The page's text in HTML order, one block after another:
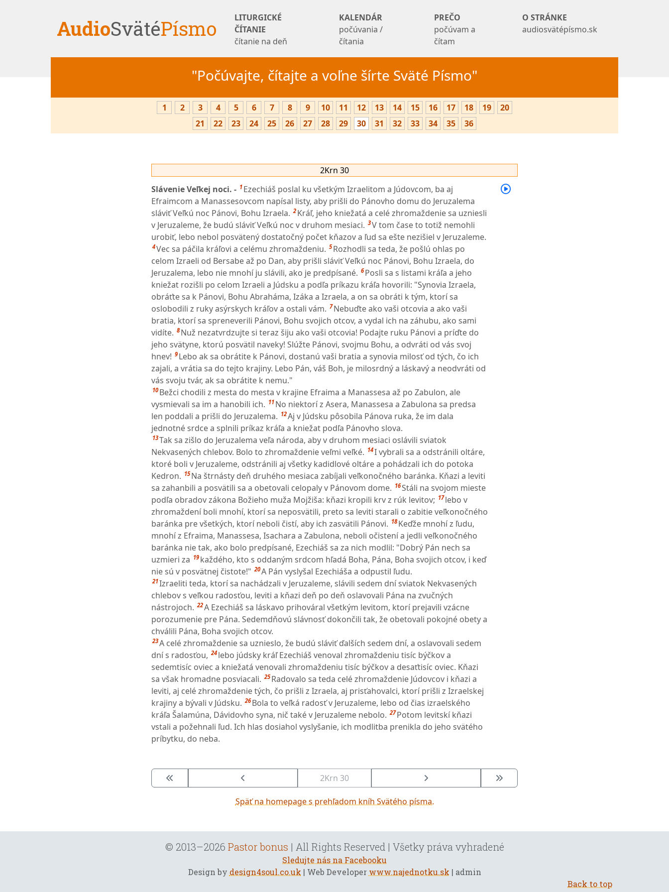
AudioSvätéPísmo
LITURGICKÉ
ČÍTANIE
čítanie na deň
KALENDÁR
počúvania /
čítania
PREČO
počúvam a
čítam
O STRÁNKE
audiosvätépísmo.sk
"Počúvajte, čítajte a voľne šírte Sväté Písmo"
1 2 3 4 5 6 7 8 9 10 11 12 13 14 15 16 17 18 19
20
21
22 23 24 25 26 27 28 29 30 31 32 33 34 35 36
2Krn 30
Slávenie Veľkej noci. - 1 Ezechiáš poslal ku všetkým Izraelitom a Júdovcom, ba aj
Efraimcom a Manassesovcom napísal listy, aby prišli do Pánovho domu do Jeruzalema
sláviť Veľkú noc Pánovi, Bohu Izraela. 2 Kráľ, jeho kniežatá a celé zhromaždenie sa uzniesli
v Jeruzaleme, že budú sláviť Veľkú noc v druhom mesiaci. 3V tom čase to totiž nemohli
urobiť, lebo nebol posvätený dostatočný počet kňazov a ľud sa ešte nezišiel v Jeruzaleme.
4Vec sa páčila kráľovi a celému zhromaždeniu. 5 Rozhodli sa teda, že pošlú ohlas po
celom Izraeli od Bersabe až po Dan, aby prišli sláviť Veľkú noc Pánovi, Bohu Izraela, do
Jeruzalema, lebo nie mnohí ju slávili, ako je predpísané. 6 Posli sa s listami kráľa a jeho
kniežat rozišli po celom Izraeli a Júdsku a podľa príkazu kráľa hovorili: "Synovia Izraela,
obráťte sa k Pánovi, Bohu Abraháma, Izáka a Izraela, a on sa obráti k tým, ktorí sa
oslobodili z ruky asýrskych kráľov a ostali vám. 7 Nebuďte ako vaši otcovia a ako vaši
bratia, ktorí sa spreneverili Pánovi, Bohu svojich otcov, a vydal ich na záhubu, ako sami
vidíte. 8 Nuž nezatvrdzujte si teraz šiju ako vaši otcovia! Podajte ruku Pánovi a príďte do
jeho svätyne, ktorú posvätil naveky! Slúžte Pánovi, svojmu Bohu, a odvráti od vás svoj
hnev! 9 Lebo ak sa obrátite k Pánovi, dostanú vaši bratia a synovia milosť od tých, čo ich
zajali, a vrátia sa do tejto krajiny. Lebo Pán, váš Boh, je milosrdný a láskavý a neodvráti od
vás svoju tvár, ak sa obrátite k nemu."
10 Bežci chodili z mesta do mesta v krajine Efraima a Manassesa až po Zabulon, ale
vysmievali sa im a hanobili ich. 11 No niektorí z Asera, Manassesa a Zabulona sa predsa
len poddali a prišli do Jeruzalema. 12Aj v Júdsku pôsobila Pánova ruka, že im dala
jednotné srdce a splnili príkaz kráľa a kniežat podľa Pánovho slova.
13Tak sa zišlo do Jeruzalema veľa národa, aby v druhom mesiaci oslávili sviatok
Nekvasených chlebov. Bolo to zhromaždenie veľmi veľké. 14I vybrali sa a odstránili oltáre,
ktoré boli v Jeruzaleme, odstránili aj všetky kadidlové oltáre a pohádzali ich do potoka
Kedron. 15 Na štrnásty deň druhého mesiaca zabíjali veľkonočného baránka. Kňazi a leviti
sa zahanbili a posvätili sa a obetovali celopaly v Pánovom dome. 16Stáli na svojom mieste
podľa obradov zákona Božieho muža Mojžiša: kňazi kropili krv z rúk levitov; 17 lebo v
zhromaždení boli mnohí, ktorí sa neposvätili, preto sa leviti starali o zabitie veľkonočného
baránka pre všetkých, ktorí neboli čistí, aby ich zasvätili Pánovi. 18 Keďže mnohí z ľudu,
mnohí z Efraima, Manassesa, Isachara a Zabulona, neboli očistení a jedli veľkonočného
baránka nie tak, ako bolo predpísané, Ezechiáš sa za nich modlil: "Dobrý Pán nech sa
uzmieri za 19 každého, kto s oddaným srdcom hľadá Boha, Pána, Boha svojich otcov, i keď
nie sú v posvätnej čistote!" 20A Pán vyslyšal Ezechiáša a odpustil ľudu.
21Izraeliti teda, ktorí sa nachádzali v Jeruzaleme, slávili sedem dní sviatok Nekvasených
chlebov s veľkou radosťou, leviti a kňazi deň po deň oslavovali Pána na zvučných
nástrojoch. 22A Ezechiáš sa láskavo prihováral všetkým levitom, ktorí prejavili vzácne
porozumenie pre Pána. Sedemdňovú slávnosť dokončili tak, že obetovali pokojné obety a
chválili Pána, Boha svojich otcov.
23A celé zhromaždenie sa uznieslo, že budú sláviť ďalších sedem dní, a oslavovali sedem
dní s radosťou, 24 lebo júdsky kráľ Ezechiáš venoval zhromaždeniu tisíc býčkov a
sedemtisíc oviec a kniežatá venovali zhromaždeniu tisíc býčkov a desaťtisíc oviec. Kňazi
sa však hromadne posviacali. 25 Radovalo sa teda celé zhromaždenie Júdovcov i kňazi a
leviti, aj celé zhromaždenie tých, čo prišli z Izraela, aj prisťahovalci, ktorí prišli z Izraelskej
krajiny a bývali v Júdsku. 26 Bola to veľká radosť v Jeruzaleme, lebo od čias izraelského
kráľa Šalamúna, Dávidovho syna, nič také v Jeruzaleme nebolo. 27 Potom levitskí kňazi
vstali a požehnali ľud. Ich hlas dosiahol vyslyšanie, ich modlitba prenikla do jeho svätého
príbytku, do neba.
2Krn 30
Späť na homepage s prehľadom kníh Svätého písma.
© 2013–2026 Pastor bonus | All Rights Reserved | Všetky práva vyhradené
Sledujte nás na Facebooku
Design by design4soul.co.uk | Web Developer www.najednotku.sk | admin
Back to top